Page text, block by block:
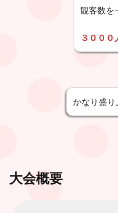
観客数を
３０００
かなり盛り
大会概要